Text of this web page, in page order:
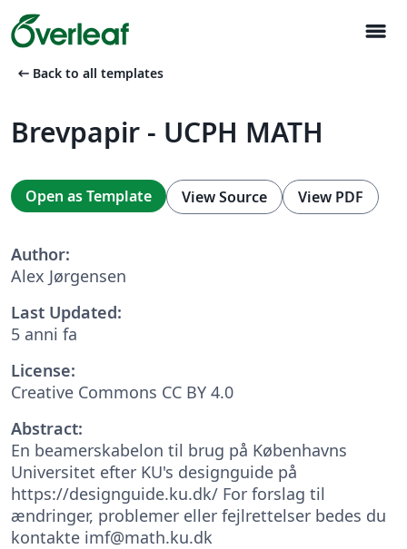
menu
arrow_left_alt Back to all templates
Brevpapir - UCPH MATH
Open as Template View Source View PDF
Author:
Alex Jørgensen
Last Updated:
5 anni fa
License:
Creative Commons CC BY 4.0
Abstract:
En beamerskabelon til brug på Københavns
Universitet efter KU's designguide på
https://designguide.ku.dk/ For forslag til
ændringer, problemer eller fejlrettelser bedes du
kontakte imf@math.ku.dk